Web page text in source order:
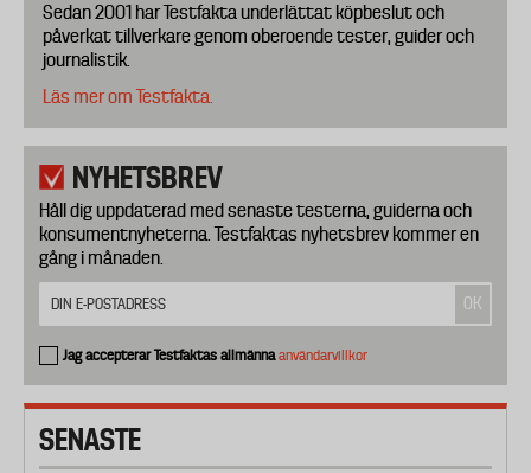
Sedan 2001 har Testfakta underlättat köpbeslut och
påverkat tillverkare genom oberoende tester, guider och
journalistik.
Läs mer om Testfakta.
NYHETSBREV
Håll dig uppdaterad med senaste testerna, guiderna och
konsumentnyheterna. Testfaktas nyhetsbrev kommer en
gång i månaden.
Jag accepterar Testfaktas allmännaanvändarvillkor
SENASTE